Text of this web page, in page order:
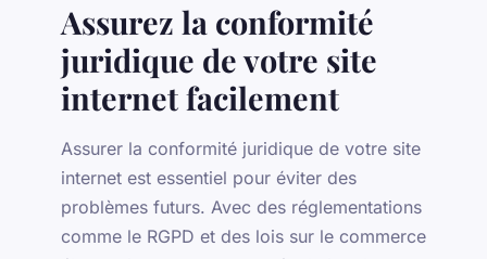
Assurez la conformité
juridique de votre site
internet facilement
Assurer la conformité juridique de votre site
internet est essentiel pour éviter des
problèmes futurs. Avec des réglementations
comme le RGPD et des lois sur le commerce